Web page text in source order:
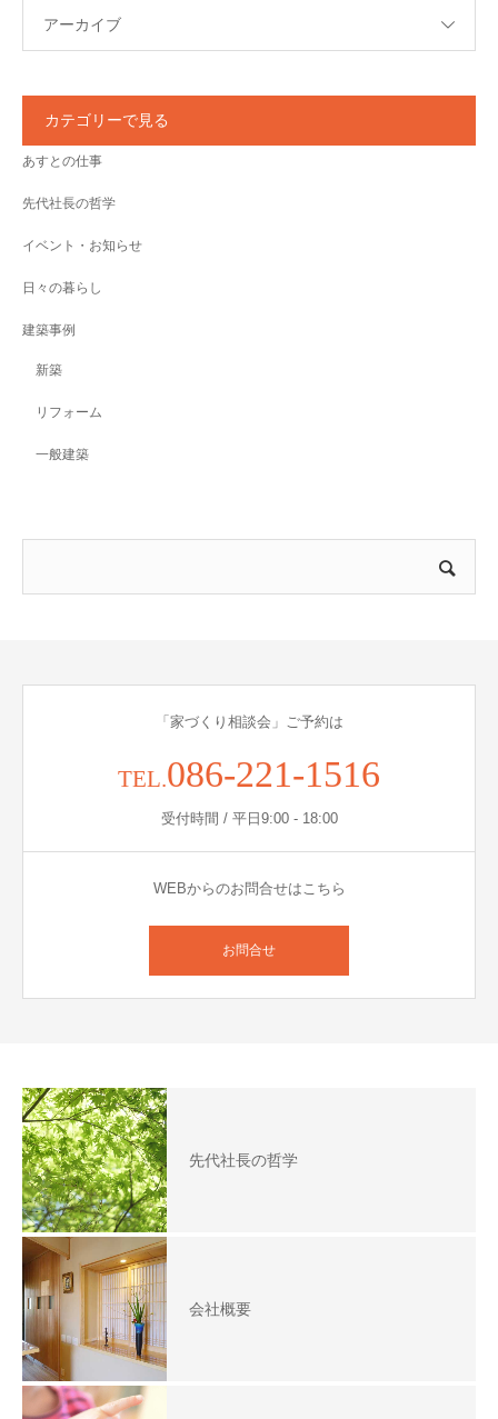
アーカイブ
カテゴリーで見る
あすとの仕事
先代社長の哲学
イベント・お知らせ
日々の暮らし
建築事例
新築
リフォーム
一般建築
「家づくり相談会」ご予約は
TEL.086-221-1516
受付時間 / 平日9:00 - 18:00
WEBからのお問合せはこちら
お問合せ
先代社長の哲学
会社概要